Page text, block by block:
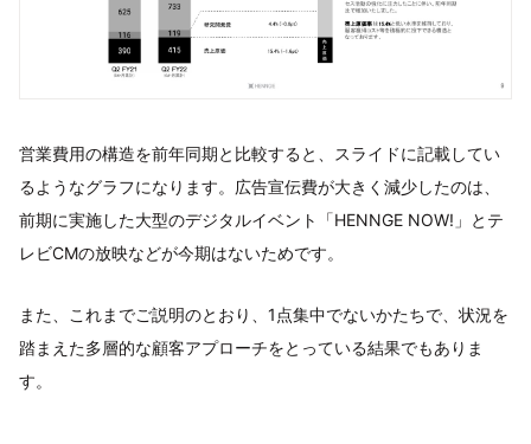
営業費用の構造を前年同期と比較すると、スライドに記載してい
るようなグラフになります。広告宣伝費が大きく減少したのは、
前期に実施した大型のデジタルイベント「HENNGE NOW!」とテ
レビCMの放映などが今期はないためです。
また、これまでご説明のとおり、1点集中でないかたちで、状況を
踏まえた多層的な顧客アプローチをとっている結果でもありま
す。